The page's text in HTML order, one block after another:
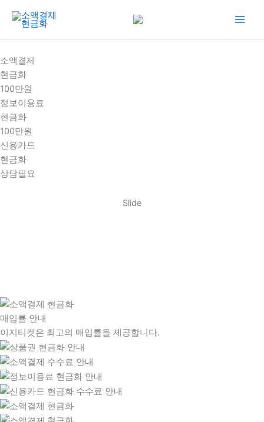
건
너
뛰
기
소액결제
현금화
100만원
정보이용료
현금화
100만원
신용카드
현금화
상담필요
Slide
매입률 안내
이지티켓은 최고의 매입률을 제공합니다.